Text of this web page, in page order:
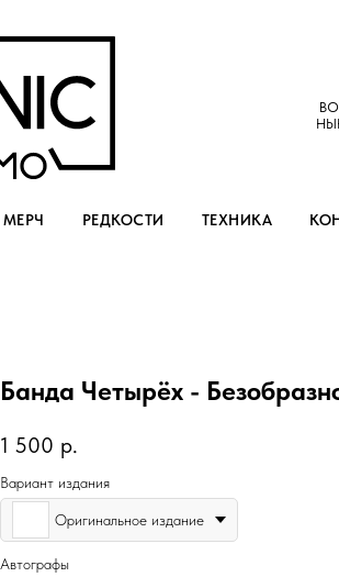
МЕРЧ РЕДКОСТИ ТЕХНИКА
Банда Четырёх -
1 500 р.
Вариант издания
Оригинальное издание
Автографы